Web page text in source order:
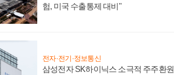
험, 미국 수출통제 대비"
전자·전기·정보통신
삼성전자 SK하이닉스 소극적 주주환